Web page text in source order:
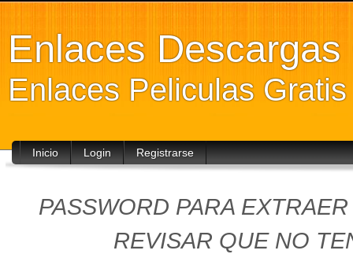
Enlaces
Enlaces Peliculas
Inicio Login Registrarse
PASSWORD PARA
REVISAR QUE NO